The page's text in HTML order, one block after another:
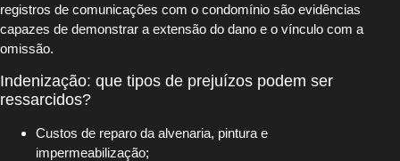
registros de comunicações com o condomínio são evidências
capazes de demonstrar a extensão do dano e o vínculo com a
omissão.
Indenização: que tipos de prejuízos podem ser
ressarcidos?
Custos de reparo da alvenaria, pintura e
impermeabilização;